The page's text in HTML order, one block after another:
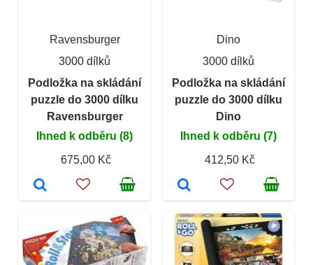
Ravensburger
3000 dílků
Podložka na skládání
puzzle do 3000 dílku
Ravensburger
Ihned k odběru (8)
675,00 Kč
Dino
3000 dílků
Podložka na skládání
puzzle do 3000 dílku
Dino
Ihned k odběru (7)
412,50 Kč